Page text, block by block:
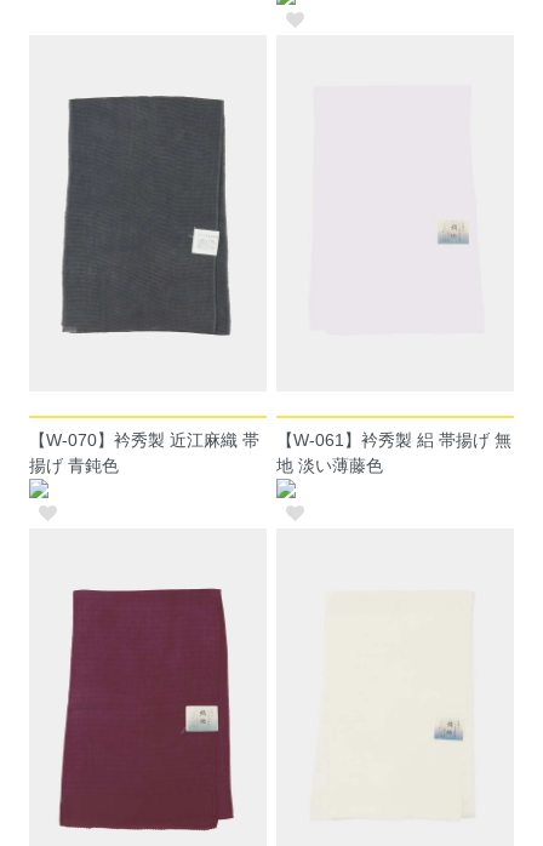
【W-070】衿秀製 近江麻織 帯
揚げ 青鈍色
【W-061】衿秀製 絽 帯揚げ 無
地 淡い薄藤色